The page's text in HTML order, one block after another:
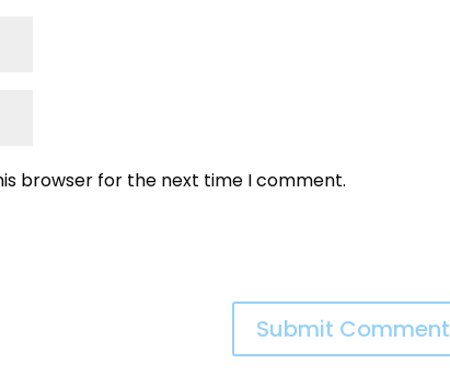
browser for the next time I comment.
Submit Comment